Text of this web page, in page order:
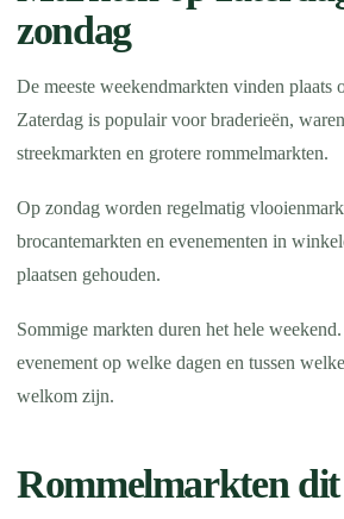
zondag
De meeste weekendmarkten vinden plaats
Zaterdag is populair voor braderieën,
streekmarkten en grotere rommelmarkten.
Op zondag worden regelmatig
brocantemarkten en evenementen in
plaatsen gehouden.
Sommige markten duren het hele
evenement op welke dagen en tussen
welkom zijn.
Rommelmarkten dit